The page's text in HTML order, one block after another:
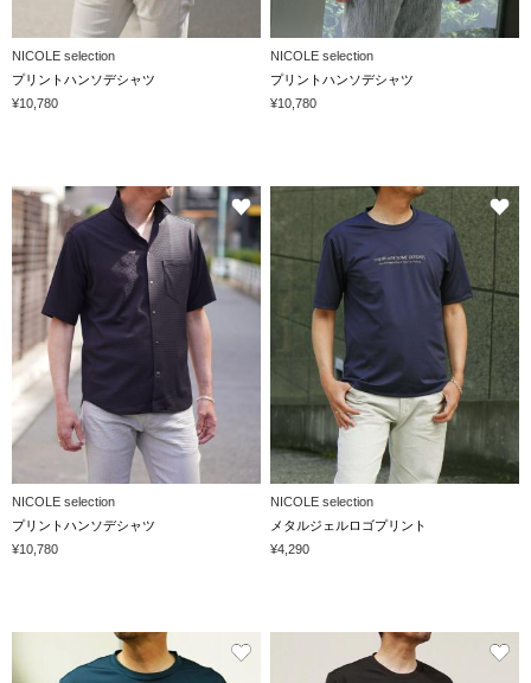
NICOLE selection
プリントハンソデシャツ
¥10,780
NICOLE selection
プリントハンソデシャツ
¥10,780
NICOLE selection
プリントハンソデシャツ
¥10,780
NICOLE selection
メタルジェルロゴプリント
¥4,290